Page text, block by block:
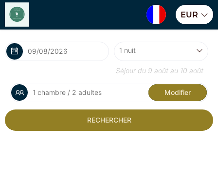
EUR
Séjour du 9 août au 10 août
1 chambre / 2 adultes Modifier